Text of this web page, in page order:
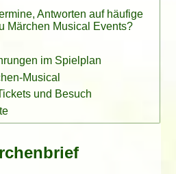
Antworten auf häufige
Märchen Musical Events?
im Spielplan
Musical
und Besuch